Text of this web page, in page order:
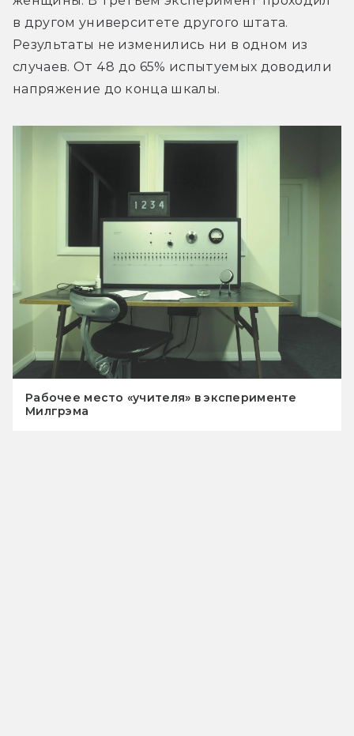
в другом университете другого штата.
Результаты не изменились ни в одном из
случаев. От 48 до 65% испытуемых доводили
напряжение до конца шкалы.
Рабочее место «учителя» в эксперименте
Милгрэма